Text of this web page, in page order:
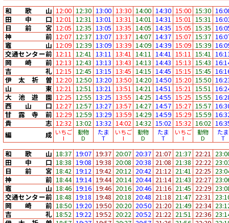
和歌山 12:00 12:30 13:00 13:30 14:00 14:30 15:00 15:30
田中口 12:01 12:31 13:01 13:31 14:01 14:31 15:01 15:31
日前宮 12:05 12:35 13:05 13:35 14:05 14:35 15:05 15:35
神前 12:07 12:37 13:07 13:37 14:07 14:37 15:07 15:37
竈山 12:09 12:39 13:09 13:39 14:09 14:39 15:09 15:39
交通センター前 12:11 12:41 13:11 13:41 14:11 14:41 15:11 15:41
岡崎前 12:13 12:43 13:13 13:43 14:13 14:43 15:13 15:43
吉礼 12:15 12:45 13:15 13:45 14:15 14:45 15:15 15:45
伊太祈曽 12:20 12:50 13:20 13:50 14:20 14:50 15:20 15:50
山東 12:21 12:51 13:21 13:51 14:21 14:51 15:21 15:51
大池遊園 12:25 12:55 13:25 13:55 14:25 14:55 15:25 15:55
西山口 12:27 12:57 13:27 13:57 14:27 14:57 15:27 15:57
甘露寺前 12:29 12:59 13:29 13:59 14:29 14:59 15:29 15:59
貴志 12:32 13:02 13:32 14:02 14:32 15:02 15:32 16:02
編成 いちご
I
動物
D
たま
T
いちご
I
動物
D
たま
T
いちご
I
動物
D
たま
T
和歌山 18:37 19:07 19:37 20:07 20:37 21:07 21:37 22:21
田中口 18:38 19:08 19:38 20:08 20:38 21:08 21:38 22:22
日前宮 18:42 19:12 19:42 20:12 20:42 21:12 21:41 22:25
神前 18:44 19:14 19:44 20:14 20:44 21:14 21:43 22:27
竈山 18:46 19:16 19:46 20:16 20:46 21:16 21:45 22:29
交通センター前 18:48 19:18 19:48 20:18 20:48 21:18 21:47 22:31
岡崎前 18:50 19:20 19:50 20:20 20:50 21:20 21:49 22:34
吉礼 18:52 19:22 19:52 20:22 20:52 21:22 21:51 22:36